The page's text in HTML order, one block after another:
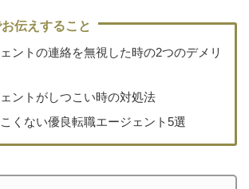
伝えすること
ントの連絡を無視した時の2つのデメリ
ントがしつこい時の対処法
くない優良転職エージェント5選